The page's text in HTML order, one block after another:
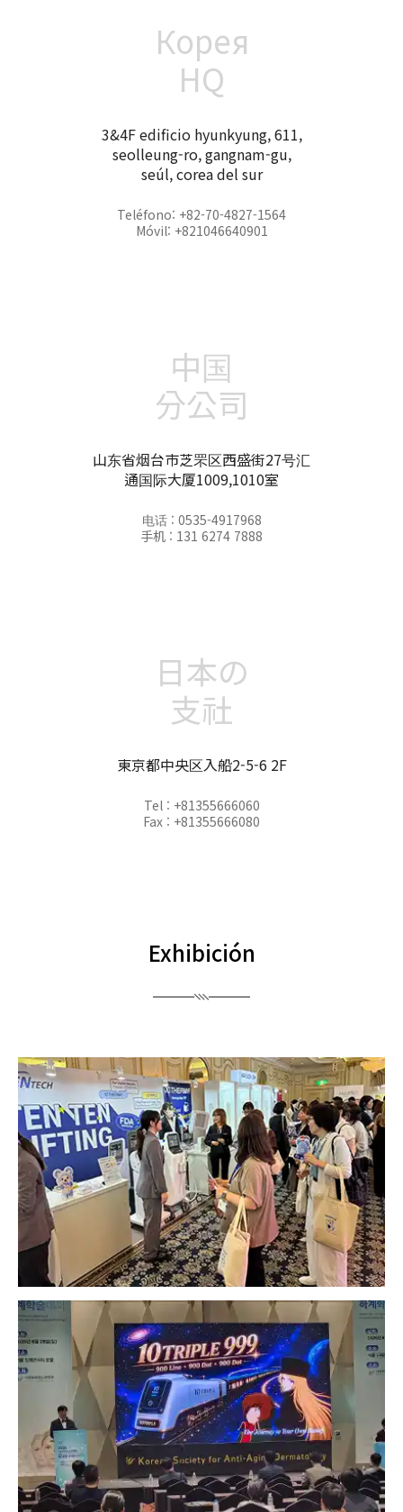
Корея
HQ
3&4F edificio hyunkyung, 611,
seolleung-ro, gangnam-gu,
seúl, corea del sur
Teléfono: +82-70-4827-1564
Móvil: +821046640901
中国
分公司
山东省烟台市芝罘区西盛街27号汇
通国际大厦1009,1010室
电话 : 0535-4917968
手机 : 131 6274 7888
日本の
支社
東京都中央区入船2-5-6 2F
Tel : +81355666060
Fax : +81355666080
Exhibición